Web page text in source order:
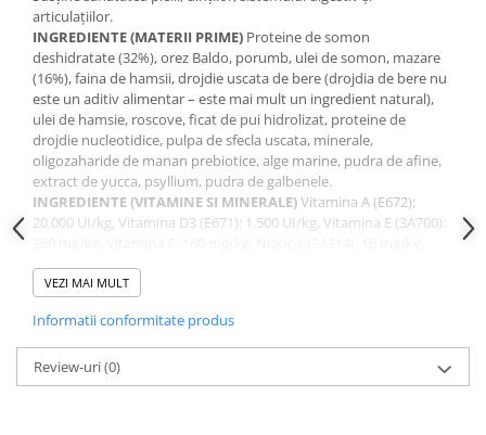
articulațiilor.
INGREDIENTE (MATERII PRIME) Proteine de somon
deshidratate (32%), orez Baldo, porumb, ulei de somon, mazare
(16%), faina de hamsii, drojdie uscata de bere (drojdia de bere nu
este un aditiv alimentar – este mai mult un ingredient natural),
ulei de hamsie, roscove, ficat de pui hidrolizat, proteine de
drojdie nucleotidice, pulpa de sfecla uscata, minerale,
oligozaharide de manan prebiotice, alge marine, pudra de afine,
extract de yucca, psyllium, pudra de galbenele.
INGREDIENTE (VITAMINE SI MINERALE)Vitamina A (E672):
20.000 UI/kg, Vitamina D3 (E671): 1.500 UI/kg, Vitamina E (3A700):
Cupru (sub forma de sulfat)(E4): 15 mg/kg, Zinc (sub forma de
sulfat) (E6): 80 mg/kg, Zinc (sub forma de chelat)(E6) 20 mg/kg,
de selenit) (E8): 0,26 mg/kg, glucozamina: 1.000 mg/kg,
condroitina: 700 mg/kg.
CONSTITUENTI ANALITICI
Proteina bruta: 27%, Grasimi brute:
12%, Celuloza bruta: 2,5%, Cenusa bruta: 8%, Omega-6:
VEZI MAI MULT
Informatii conformitate produs
Review-uri(0)